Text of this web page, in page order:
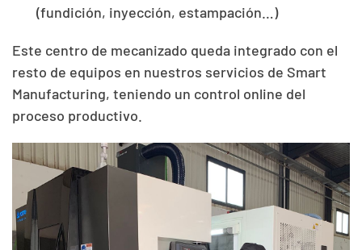
(fundición, inyección, estampación…)
Este centro de mecanizado queda integrado con el
resto de equipos en nuestros servicios de Smart
Manufacturing, teniendo un control online del
proceso productivo.